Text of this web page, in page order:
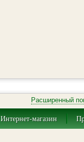
Расширенный
Интернет-магазин